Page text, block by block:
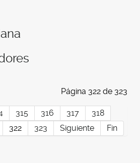
Página 322 de 323
315 316 317
318
322 323 Siguiente Fin